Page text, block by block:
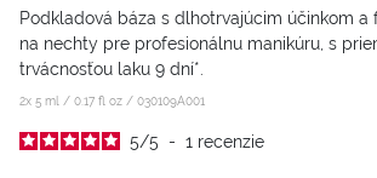
Podkladová báza s dlhotrvajúcim účinkom a
na nechty pre profesionálnu manikúru, s
trvácnosťou laku 9 dní*.
2x 5 ml / 0.17 fl oz / 030109A001
5/5 - 1 recenzie